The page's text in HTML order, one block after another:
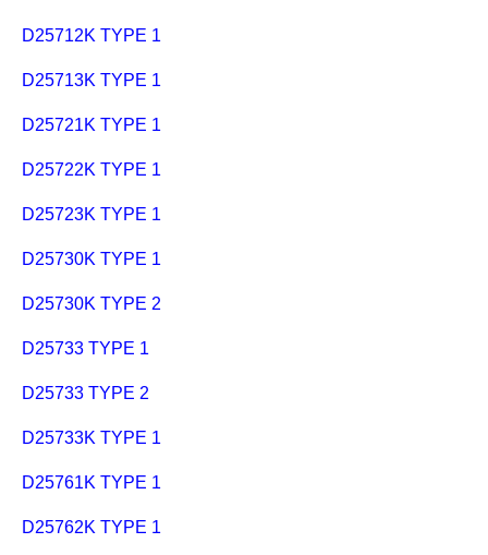
D25712K TYPE 1
D25713K TYPE 1
D25721K TYPE 1
D25722K TYPE 1
D25723K TYPE 1
D25730K TYPE 1
D25730K TYPE 2
D25733 TYPE 1
D25733 TYPE 2
D25733K TYPE 1
D25761K TYPE 1
D25762K TYPE 1